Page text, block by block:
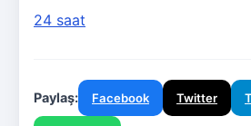
24 saat
Paylaş: Facebook Twitter